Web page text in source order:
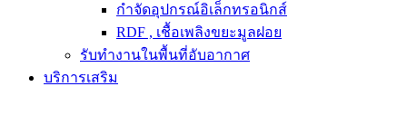
กำจัดอุปกรณ์อิเล็กทรอนิกส์
RDF , เชื้อเพลิงขยะมูลฝอย
รับทำงานในพื้นที่อับอากาศ
บริการเสริม